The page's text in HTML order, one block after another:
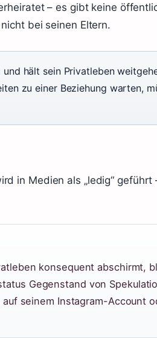
– es gibt keine
bei seinen Eltern.
hält sein Privatleben
zu einer Beziehung warten,
in Medien als „ledig“
konsequent abschirmt,
Gegenstand von
seinem Instagram-Account